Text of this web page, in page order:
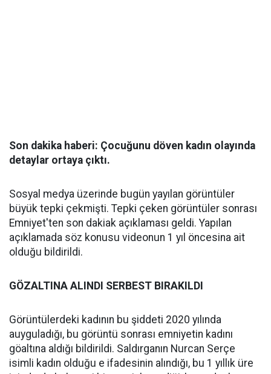
Son dakika haberi: Çocuğunu döven kadın olayında
detaylar ortaya çıktı.
Sosyal medya üzerinde bugün yayılan görüntüler
büyük tepki çekmişti. Tepki çeken görüntüler sonrası
Emniyet'ten son dakiak açıklaması geldi. Yapılan
açıklamada söz konusu videonun 1 yıl öncesina ait
olduğu bildirildi.
GÖZALTINA ALINDI SERBEST BIRAKILDI
Görüntülerdeki kadının bu şiddeti 2020 yılında
auyguladığı, bu görüntü sonrası emniyetin kadını
göaltına aldığı bildirildi. Saldırganın Nurcan Serçe
isimli kadın olduğu e ifadesinin alındığı, bu 1 yıllık üre